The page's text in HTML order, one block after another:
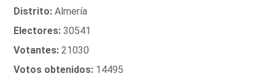
Distrito: Almería
Electores: 30541
Votantes: 21030
Votos obtenidos: 14495